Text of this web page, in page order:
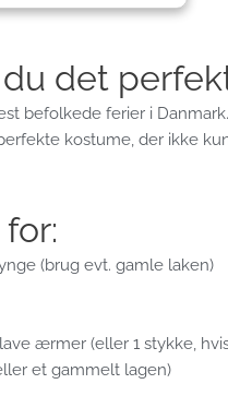
du det
befolkede ferier i
kostume, der ikke
(brug evt. gamle laken)
ærmer (eller 1 stykke,
et gammelt lagen)